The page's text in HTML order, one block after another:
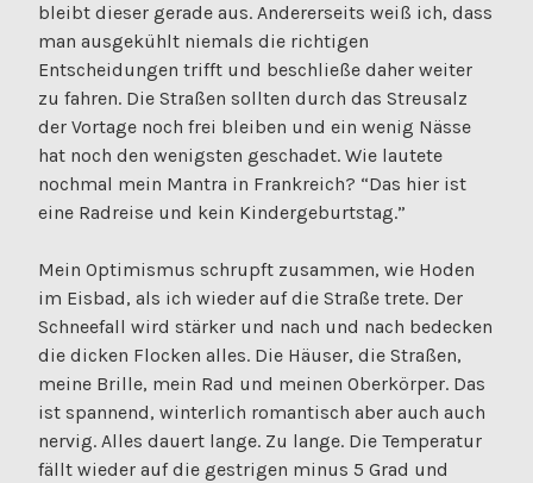
bleibt dieser gerade aus. Andererseits weiß ich, dass
man ausgekühlt niemals die richtigen
Entscheidungen trifft und beschließe daher weiter
zu fahren. Die Straßen sollten durch das Streusalz
der Vortage noch frei bleiben und ein wenig Nässe
hat noch den wenigsten geschadet. Wie lautete
nochmal mein Mantra in Frankreich? “Das hier ist
eine Radreise und kein Kindergeburtstag.”
Mein Optimismus schrupft zusammen, wie Hoden
im Eisbad, als ich wieder auf die Straße trete. Der
Schneefall wird stärker und nach und nach bedecken
die dicken Flocken alles. Die Häuser, die Straßen,
meine Brille, mein Rad und meinen Oberkörper. Das
ist spannend, winterlich romantisch aber auch auch
nervig. Alles dauert lange. Zu lange. Die Temperatur
fällt wieder auf die gestrigen minus 5 Grad und